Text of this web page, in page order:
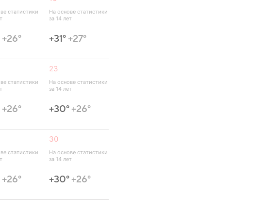
статистики
+26°
На основе статистики
за 14 лет
+31°+27°
статистики
+26°
23
На основе статистики
за 14 лет
+30°+26°
статистики
+26°
30
На основе статистики
за 14 лет
+30°+26°